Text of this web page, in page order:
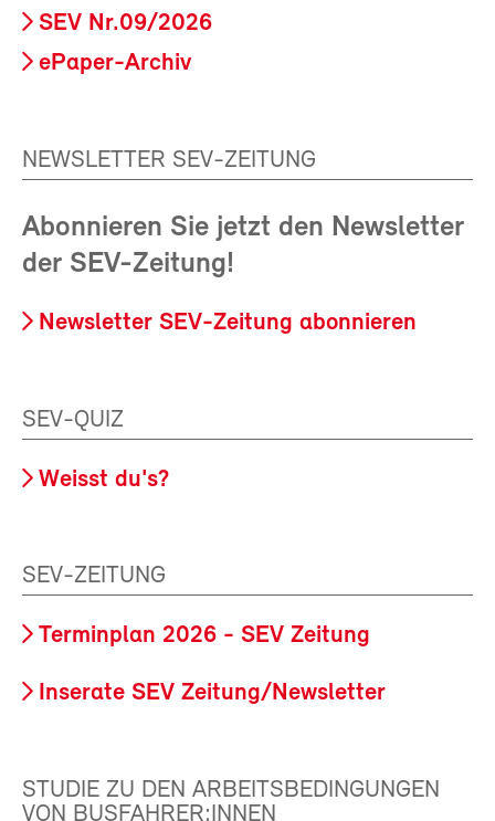
SEV Nr.09/2026
ePaper-Archiv
NEWSLETTER SEV-ZEITUNG
Abonnieren Sie jetzt den Newsletter
der SEV-Zeitung!
Newsletter SEV-Zeitung abonnieren
SEV-QUIZ
Weisst du's?
SEV-ZEITUNG
Terminplan 2026 - SEV Zeitung
Inserate SEV Zeitung/Newsletter
STUDIE ZU DEN ARBEITSBEDINGUNGEN
VON BUSFAHRER:INNEN